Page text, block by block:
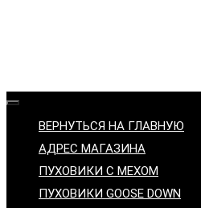
ВЕРНУТЬСЯ НА ГЛАВНУЮ
АДРЕС МАГАЗИНА
ПУХОВИКИ С МЕХОМ
ПУХОВИКИ GOOSE DOWN